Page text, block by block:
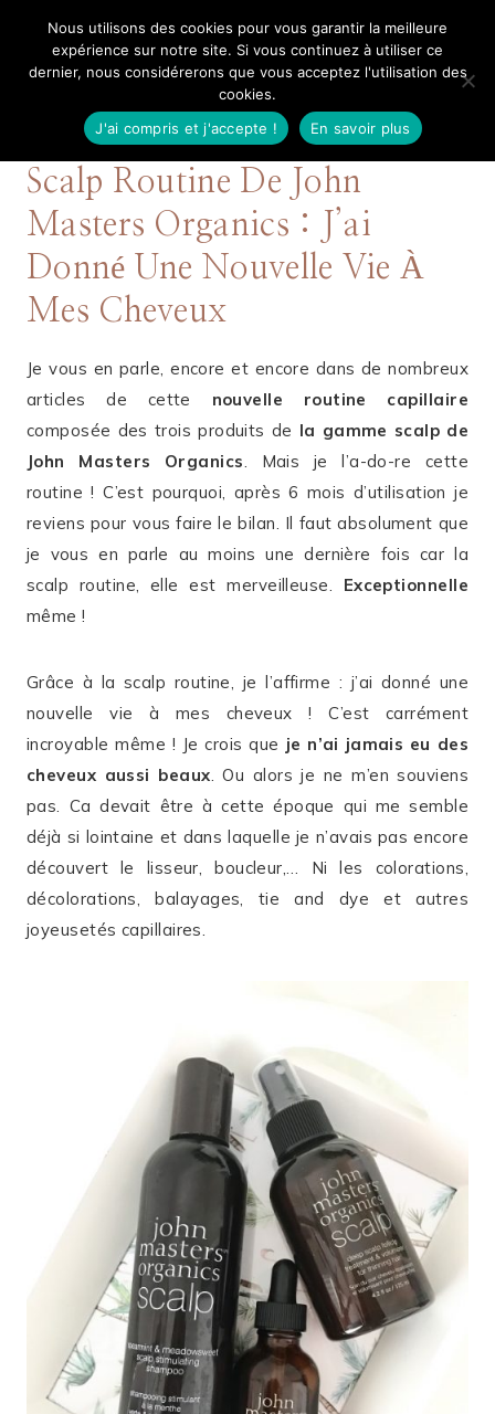
contenuMangue Poudrée
16 JUILLET 2017 CHEVEUX,GREEN BEAUTY
Scalp Routine De John
Masters Organics : J’ai
Donné Une Nouvelle Vie À
Mes Cheveux
Je vous en parle, encore et encore dans de nombreux
articles de cette nouvelle routine capillaire
composée des trois produits de la gamme scalp de
John Masters Organics. Mais je l’a-do-re cette
routine ! C’est pourquoi, après 6 mois d’utilisation je
reviens pour vous faire le bilan. Il faut absolument que
je vous en parle au moins une dernière fois car la
scalp routine, elle est merveilleuse. Exceptionnelle
même !
Grâce à la scalp routine, je l’affirme : j’ai donné une
nouvelle vie à mes cheveux ! C’est carrément
incroyable même ! Je crois que je n’ai jamais eu des
cheveux aussi beaux. Ou alors je ne m’en souviens
pas. Ca devait être à cette époque qui me semble
déjà si lointaine et dans laquelle je n’avais pas encore
découvert le lisseur, boucleur,… Ni les colorations,
décolorations, balayages, tie and dye et autres
joyeusetés capillaires.
Nous utilisons des cookies pour vous garantir la meilleure
expérience sur notre site. Si vous continuez à utiliser ce
dernier, nous considérerons que vous acceptez l'utilisation des
cookies.
J'ai compris et j'accepte !
En savoir plus